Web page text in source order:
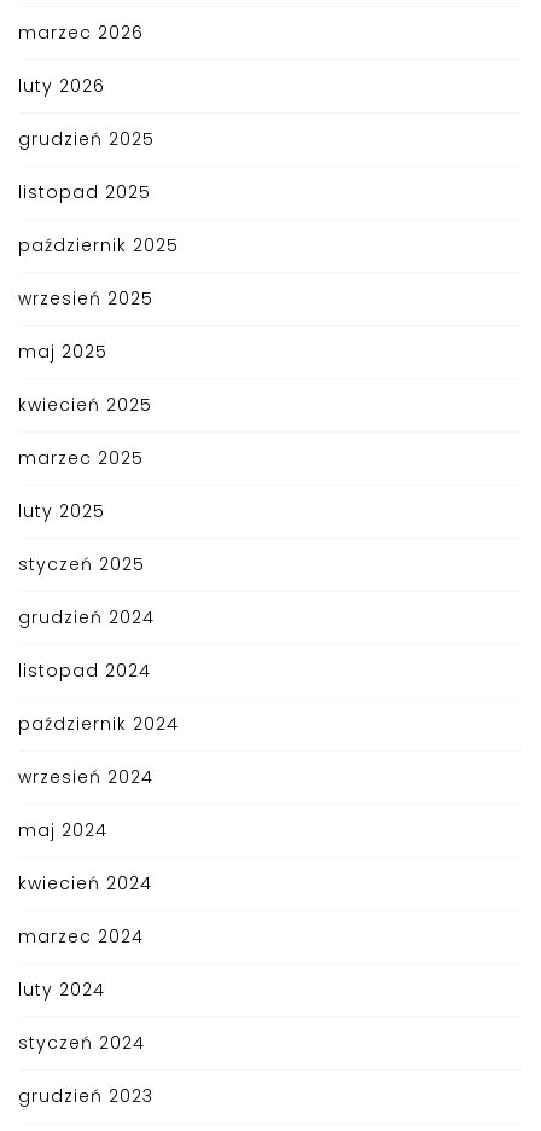
marzec 2026
luty 2026
grudzień 2025
listopad 2025
październik 2025
wrzesień 2025
maj 2025
kwiecień 2025
marzec 2025
luty 2025
styczeń 2025
grudzień 2024
listopad 2024
październik 2024
wrzesień 2024
maj 2024
kwiecień 2024
marzec 2024
luty 2024
styczeń 2024
grudzień 2023